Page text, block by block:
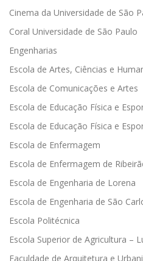
Cinema da Universidade de São
Coral Universidade de São Paulo
Engenharias
Escola de Artes, Ciências e
Escola de Comunicações e Artes
Escola de Educação Física e
Escola de Educação Física e
Escola de Enfermagem
Escola de Enfermagem de
Escola de Engenharia de Lorena
Escola de Engenharia de São
Escola Politécnica
Escola Superior de Agricultura –
Faculdade de Arquitetura e